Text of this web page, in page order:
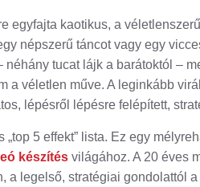
egyfajta kaotikus, a
népszerű táncot vagy egy
tucat lájk a barátoktól –
a véletlen műve. A leginkább
lépésről lépésre felépített,
5 effekt” lista. Ez egy
készítés világához. A 20 éves
a legelső, stratégiai gondolattól